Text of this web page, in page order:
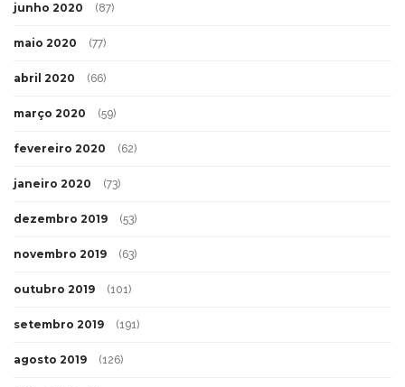
junho 2020 (87)
maio 2020 (77)
abril 2020 (66)
março 2020 (59)
fevereiro 2020 (62)
janeiro 2020 (73)
dezembro 2019 (53)
novembro 2019 (63)
outubro 2019 (101)
setembro 2019 (191)
agosto 2019 (126)